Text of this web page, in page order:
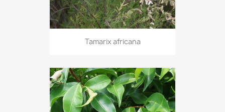
Tamarix africana